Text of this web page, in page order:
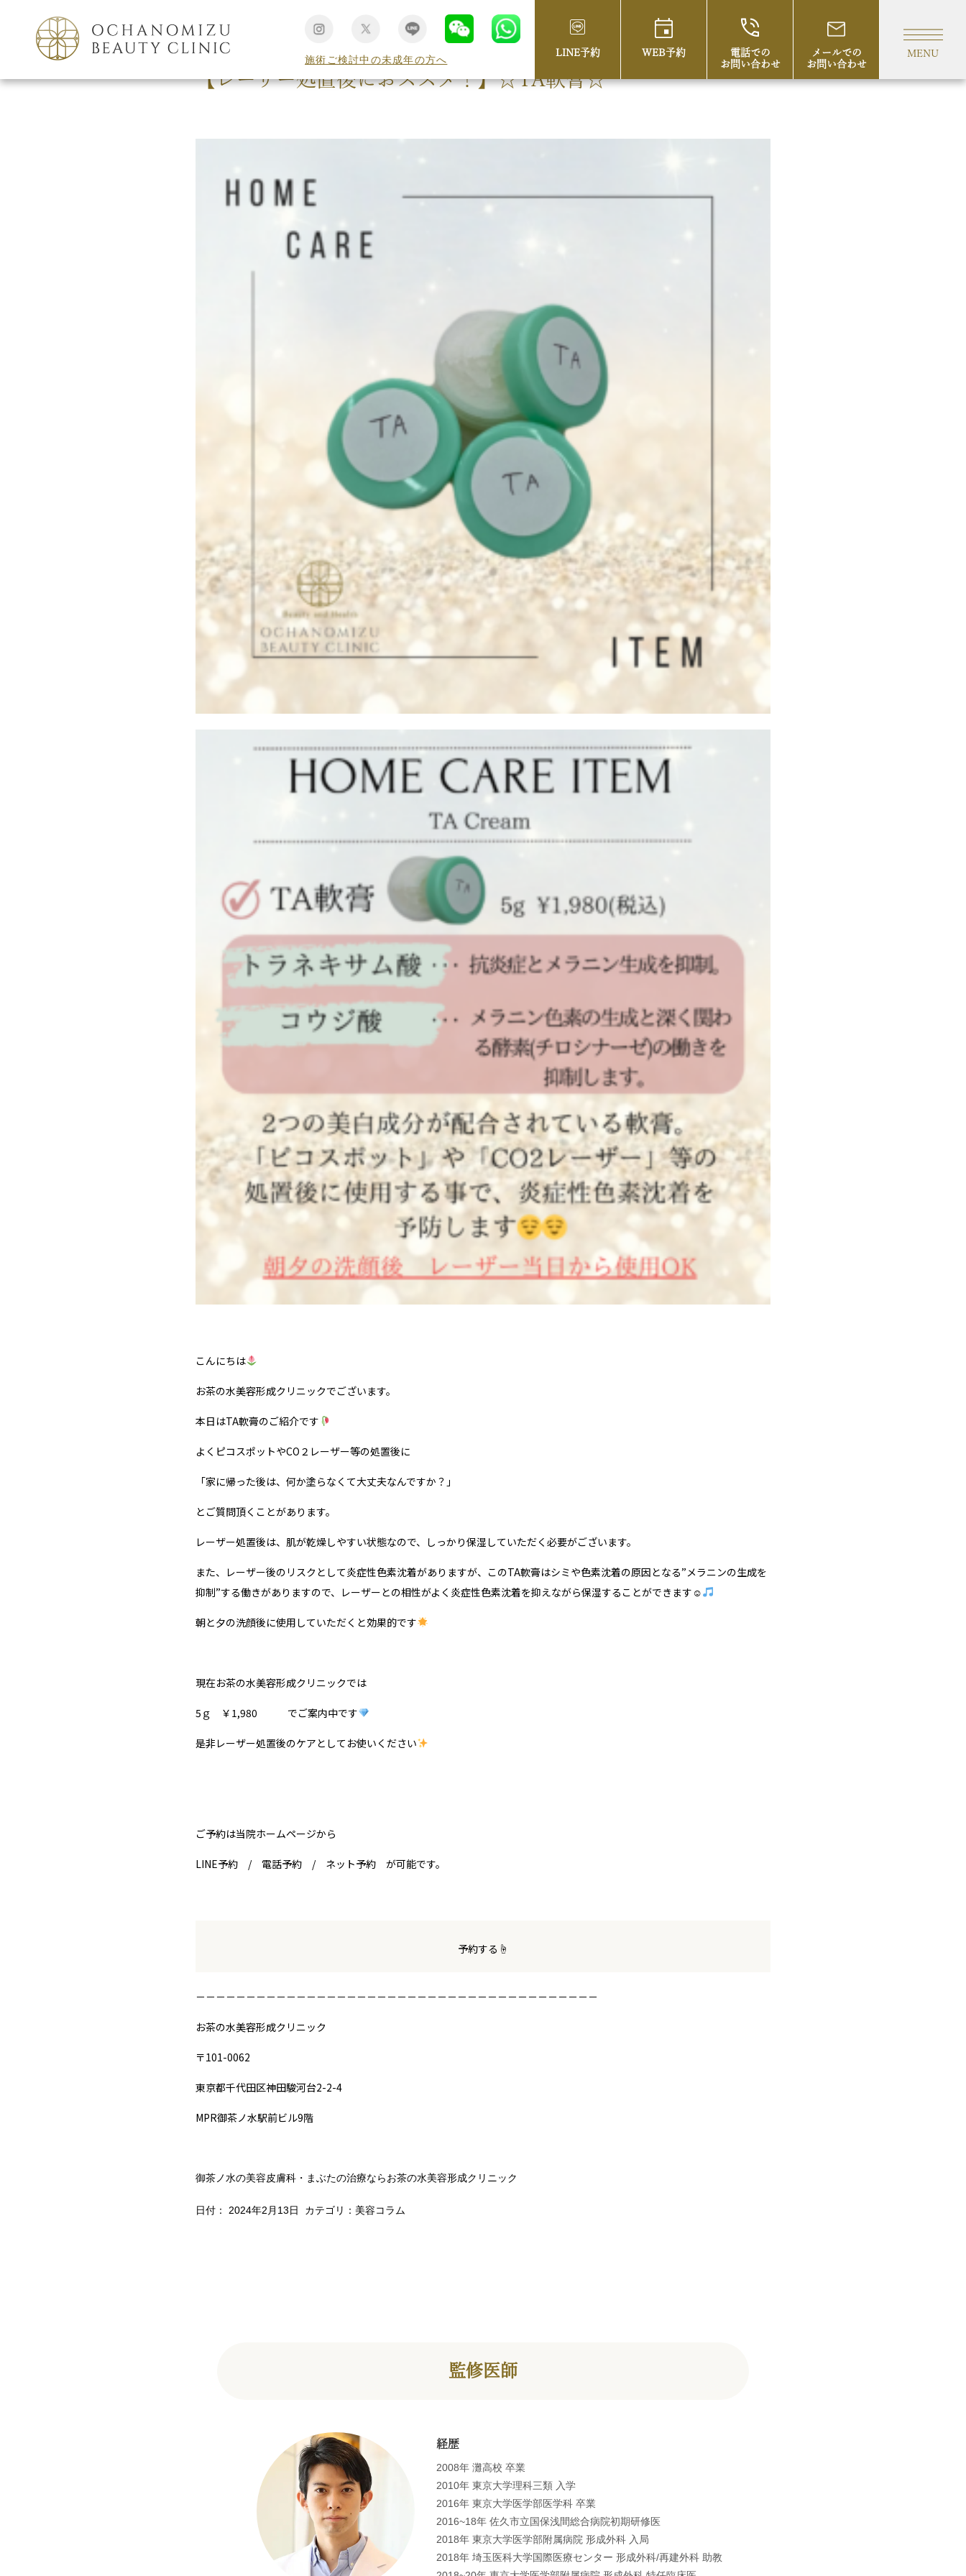
施術ご検討中の未成年の方へ
LINE予約 WEB予約
電話での
お問い合わせ
メールでの
お問い合わせ
MENU
TOP 美容コラム
【レーザー処置後におススメ！】☆TA軟膏☆
こんにちは
お茶の水美容形成クリニックでございます。
本日はTA軟膏のご紹介です
よくピコスポットやCO２レーザー等の処置後に
「家に帰った後は、何か塗らなくて大丈夫なんですか？」
とご質問頂くことがあります。
レーザー処置後は、肌が乾燥しやすい状態なので、しっかり保湿していただく必要がございます。
また、レーザー後のリスクとして炎症性色素沈着がありますが、このTA軟膏はシミや色素沈着の原因となる”メラニンの生成を
抑制”する働きがありますので、レーザーとの相性がよく炎症性色素沈着を抑えながら保湿することができます☺
朝と夕の洗顔後に使用していただくと効果的です
現在お茶の水美容形成クリニックでは
5ｇ ￥1,980 でご案内中です
是非レーザー処置後のケアとしてお使いください
ご予約は当院ホームページから
LINE予約 / 電話予約 / ネット予約 が可能です。
予約する☝️
－－－－－－－－－－－－－－－－－－－－－－－－－－－－－－－－－－－－－－－－
お茶の水美容形成クリニック
〒101-0062
東京都千代田区神田駿河台2-2-4
MPR御茶ノ水駅前ビル9階
御茶ノ水の美容皮膚科・まぶたの治療ならお茶の水美容形成クリニック
日付： 2024年2月13日 カテゴリ： 美容コラム
監修医師
経歴
2008年 灘高校 卒業
2010年 東京大学理科三類 入学
2016年 東京大学医学部医学科 卒業
2016~18年 佐久市立国保浅間総合病院初期研修医
2018年 東京大学医学部附属病院 形成外科 入局
2018年 埼玉医科大学国際医療センター 形成外科/再建外科 助教